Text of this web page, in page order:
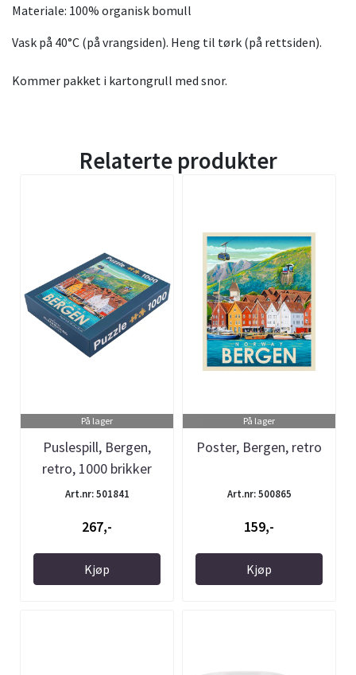
Materiale: 100% organisk bomull
Vask på 40°C (på vrangsiden). Heng til tørk (på rettsiden).
Kommer pakket i kartongrull med snor.
Relaterte produkter
På lager
Puslespill, Bergen,
retro, 1000 brikker
Art.nr: 501841
267,-
Kjøp
På lager
Poster, Bergen, retro
Art.nr: 500865
159,-
Kjøp